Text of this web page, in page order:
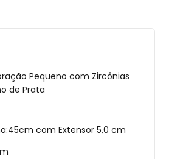
Pequeno com Zircônias
de Prata
com Extensor 5,0 cm